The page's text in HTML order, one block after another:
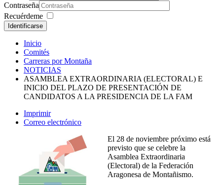
Contraseña
Recuérdeme
Identificarse
Inicio
Comités
Carreras por Montaña
NOTICIAS
ASAMBLEA EXTRAORDINARIA (ELECTORAL) E
INICIO DEL PLAZO DE PRESENTACIÓN DE
CANDIDATOS A LA PRESIDENCIA DE LA FAM
Imprimir
Correo electrónico
El 28 de noviembre próximo está
previsto que se celebre la
Asamblea Extraordinaria
(Electoral) de la Federación
Aragonesa de Montañismo.